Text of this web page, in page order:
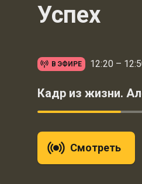
Успех
В ЭФИРЕ 12:20 –
Кадр из жизни.
Смотреть